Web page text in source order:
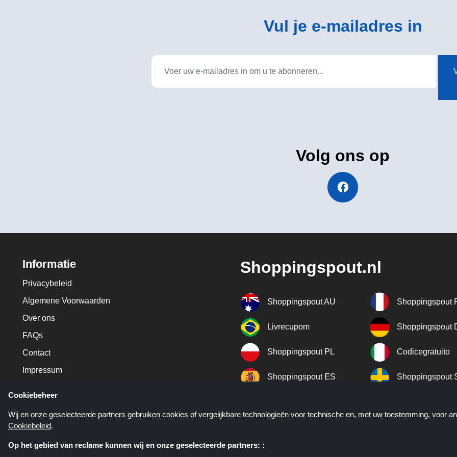
Vul je e-mailadres in
Volg ons op
Informatie
Privacybeleid
Algemene Voorwaarden
Over ons
FAQs
Contact
Impressum
Shoppingspout.nl
Shoppingspout AU Shoppingspout
Livrecupom Shoppingspout
Shoppingspout PL Codicegratuito
Shoppingspout ES Shoppingspout
Cookiebeheer
Wij en onze geselecteerde partners gebruiken cookies of vergelijkbare technologieën voor technische en, met uw toestemming, voor
Cookiebeleid.
Op het gebied van reclame kunnen wij en onze geselecteerde partners: :